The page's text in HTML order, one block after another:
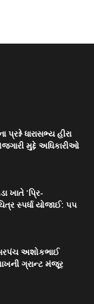
પ્રશ્ને ધારાસભ્ય હીરા
મુદ્દે અધિકારીઓ
ખાતે ‘પ્રિ-
સ્પર્ધા યોજાઈ: ૫૫
સરપંચ અશોકભાઈ
ગ્રાન્ટ મંજૂર